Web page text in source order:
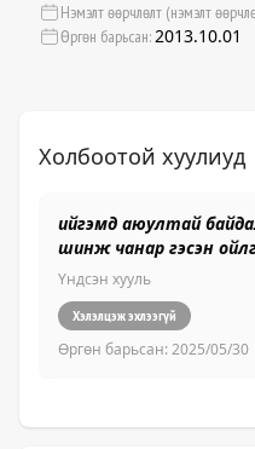
Нэмэлт өөрчлөлт (нэмэлт
Өргөн барьсан:2013.10.01
Холбоотой хуулиуд
ийгэмд аюултай
шинж чанар гэсэн
Үндсэн хууль
Хэлэлцэж эхлээгүй
Өргөн барьсан: 2025/05/30